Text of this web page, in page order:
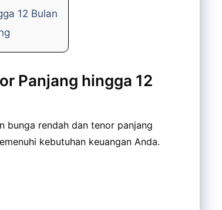
12 Bulan
Panjang hingga 12
bunga rendah dan tenor panjang
kebutuhan keuangan Anda.